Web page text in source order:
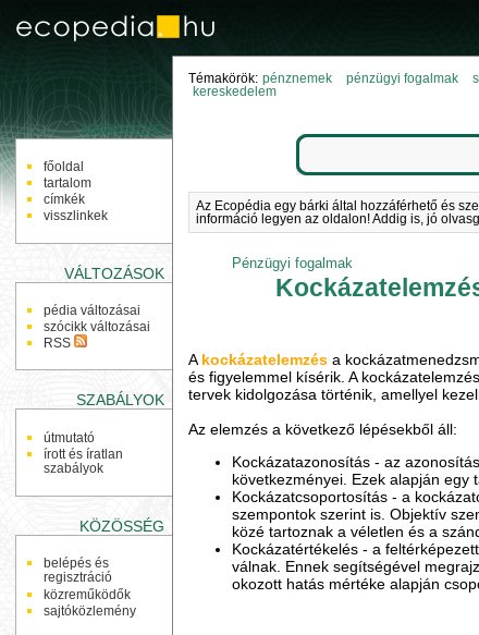
NAVIGÁCIÓ
főoldal
tartalom
címkék
visszlinkek
VÁLTOZÁSOK
pédia változásai
szócikk változásai
RSS
SZABÁLYOK
útmutató
írott és íratlan
szabályok
KÖZÖSSÉG
belépés és
regisztráció
közreműködők
sajtóközlemény
Témakörök: pénznemek pénzügyi fogalmak
kereskedelem
Az Ecopédia egy bárki által hozzáférhető és
információ legyen az oldalon! Addig is, jó
Pénzügyi fogalmak
A kockázatelemzés a
és figyelemmel kísérik. A
tervek kidolgozása történik, amellyel
Az elemzés a következő lépésekből áll:
Kockázatazonosítás - az
következményei. Ezek alapján egy
Kockázatcsoportosítás - a
szempontok szerint is. Objektív
közé tartoznak a véletlen és a
Kockázatértékelés - a
válnak. Ennek segítségével
okozott hatás mértéke alapján